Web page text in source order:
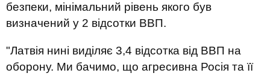
безпеки, мінімальний рівень якого був
визначений у 2 відсотки ВВП.
"Латвія нині виділяє 3,4 відсотка від ВВП на
оборону. Ми бачимо, що агресивна Росія та її